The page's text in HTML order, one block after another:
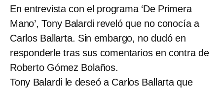
En entrevista con el programa ‘De Primera
Mano’, Tony Balardi reveló que no conocía a
Carlos Ballarta. Sin embargo, no dudó en
responderle tras sus comentarios en contra de
Roberto Gómez Bolaños.
Tony Balardi le deseó a Carlos Ballarta que